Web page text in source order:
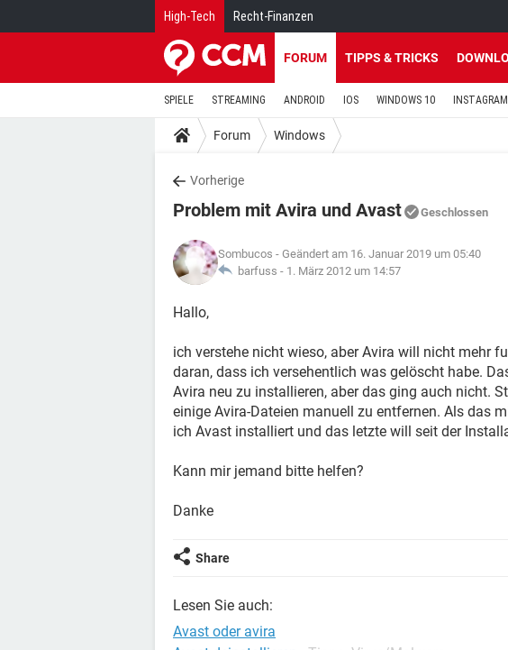
High-Tech Recht-Finanzen
FORUM TIPPS & TRICKS
SPIELE STREAMING ANDROID IOS WINDOWS 10 INSTAGRAM
Forum Windows
Vorherige
Problem mit Avira und Avast Geschlossen
Sombucos - Geändert am 16. Januar 2019 um 05:40
barfuss - 1. März 2012 um 14:57
Hallo,
ich verstehe nicht wieso, aber Avira will nicht mehr
daran, dass ich versehentlich was gelöscht habe.
Avira neu zu installieren, aber das ging auch nicht.
einige Avira-Dateien manuell zu entfernen. Als das
ich Avast installiert und das letzte will seit der
Kann mir jemand bitte helfen?
Danke
Share
Lesen Sie auch:
Avast oder avira